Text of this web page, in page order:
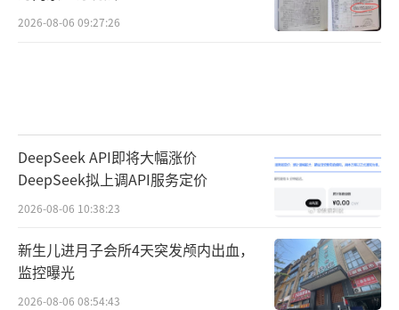
2026-08-06 09:27:26
DeepSeek API即将大幅涨价
DeepSeek拟上调API服务定价
2026-08-06 10:38:23
新生儿进月子会所4天突发颅内出血，
监控曝光
2026-08-06 08:54:43